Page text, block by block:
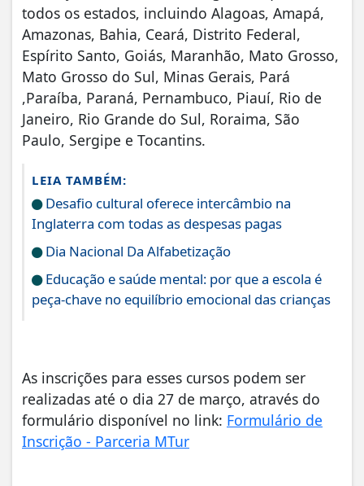
todos os estados, incluindo Alagoas, Amapá,
Amazonas, Bahia, Ceará, Distrito Federal,
Espírito Santo, Goiás, Maranhão, Mato Grosso,
Mato Grosso do Sul, Minas Gerais, Pará
,Paraíba, Paraná, Pernambuco, Piauí, Rio de
Janeiro, Rio Grande do Sul, Roraima, São
Paulo, Sergipe e Tocantins.
LEIA TAMBÉM:
Desafio cultural oferece intercâmbio na
Inglaterra com todas as despesas pagas
Dia Nacional Da Alfabetização
Educação e saúde mental: por que a escola é
peça-chave no equilíbrio emocional das crianças
As inscrições para esses cursos podem ser
realizadas até o dia 27 de março, através do
formulário disponível no link: Formulário de
Inscrição - Parceria MTur